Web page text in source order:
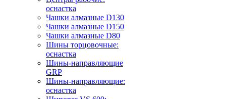
оснастка
Чашки алмазные D130
Чашки алмазные D150
Чашки алмазные D80
Шины торцовочные:
оснастка
Шины-направляющие
GRP
Шины-направляющие:
оснастка